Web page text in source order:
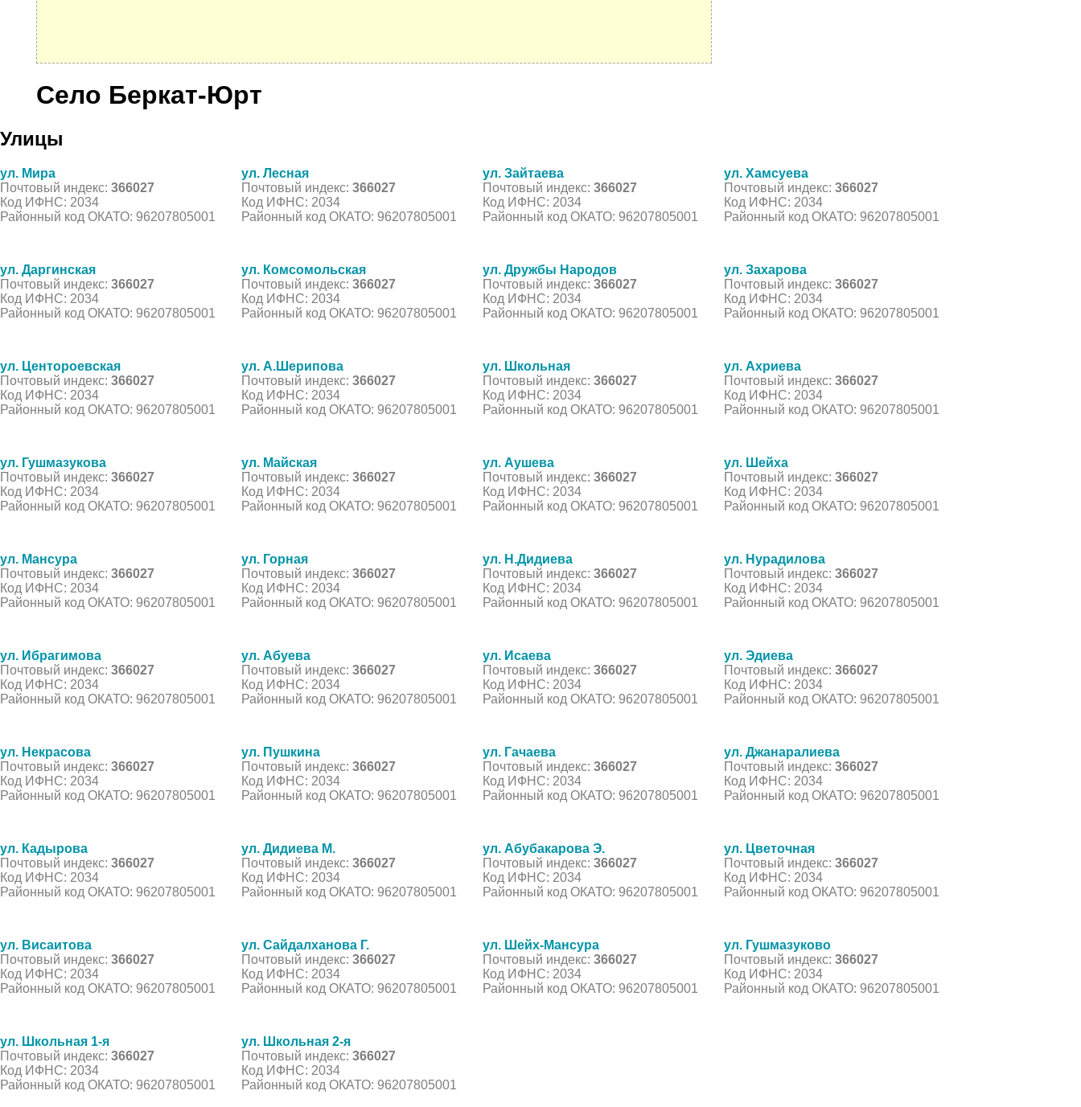
Село Беркат-Юрт
Улицы
ул. Мира
Почтовый индекс: 366027
Код ИФНС: 2034
Районный код ОКАТО: 96207805001
ул. Лесная
Почтовый индекс: 366027
Код ИФНС: 2034
Районный код ОКАТО: 96207805001
ул. Зайтаева
Почтовый индекс: 366027
Код ИФНС: 2034
Районный код ОКАТО: 96207805001
ул. Хамсуева
Почтовый индекс: 366027
Код ИФНС: 2034
Районный код ОКАТО: 96207805001
ул. Даргинская
Почтовый индекс: 366027
Код ИФНС: 2034
Районный код ОКАТО: 96207805001
ул. Комсомольская
Почтовый индекс: 366027
Код ИФНС: 2034
Районный код ОКАТО: 96207805001
ул. Дружбы Народов
Почтовый индекс: 366027
Код ИФНС: 2034
Районный код ОКАТО: 96207805001
ул. Захарова
Почтовый индекс: 366027
Код ИФНС: 2034
Районный код ОКАТО: 96207805001
ул. Центороевская
Почтовый индекс: 366027
Код ИФНС: 2034
Районный код ОКАТО: 96207805001
ул. А.Шерипова
Почтовый индекс: 366027
Код ИФНС: 2034
Районный код ОКАТО: 96207805001
ул. Школьная
Почтовый индекс: 366027
Код ИФНС: 2034
Районный код ОКАТО: 96207805001
ул. Ахриева
Почтовый индекс: 366027
Код ИФНС: 2034
Районный код ОКАТО: 96207805001
ул. Гушмазукова
Почтовый индекс: 366027
Код ИФНС: 2034
Районный код ОКАТО: 96207805001
ул. Майская
Почтовый индекс: 366027
Код ИФНС: 2034
Районный код ОКАТО: 96207805001
ул. Аушева
Почтовый индекс: 366027
Код ИФНС: 2034
Районный код ОКАТО: 96207805001
ул. Шейха
Почтовый индекс: 366027
Код ИФНС: 2034
Районный код ОКАТО: 96207805001
ул. Мансура
Почтовый индекс: 366027
Код ИФНС: 2034
Районный код ОКАТО: 96207805001
ул. Горная
Почтовый индекс: 366027
Код ИФНС: 2034
Районный код ОКАТО: 96207805001
ул. Н.Дидиева
Почтовый индекс: 366027
Код ИФНС: 2034
Районный код ОКАТО: 96207805001
ул. Нурадилова
Почтовый индекс: 366027
Код ИФНС: 2034
Районный код ОКАТО: 96207805001
ул. Ибрагимова
Почтовый индекс: 366027
Код ИФНС: 2034
Районный код ОКАТО: 96207805001
ул. Абуева
Почтовый индекс: 366027
Код ИФНС: 2034
Районный код ОКАТО: 96207805001
ул. Исаева
Почтовый индекс: 366027
Код ИФНС: 2034
Районный код ОКАТО: 96207805001
ул. Эдиева
Почтовый индекс: 366027
Код ИФНС: 2034
Районный код ОКАТО: 96207805001
ул. Некрасова
Почтовый индекс: 366027
Код ИФНС: 2034
Районный код ОКАТО: 96207805001
ул. Пушкина
Почтовый индекс: 366027
Код ИФНС: 2034
Районный код ОКАТО: 96207805001
ул. Гачаева
Почтовый индекс: 366027
Код ИФНС: 2034
Районный код ОКАТО: 96207805001
ул. Джанаралиева
Почтовый индекс: 366027
Код ИФНС: 2034
Районный код ОКАТО: 96207805001
ул. Кадырова
Почтовый индекс: 366027
Код ИФНС: 2034
Районный код ОКАТО: 96207805001
ул. Дидиева М.
Почтовый индекс: 366027
Код ИФНС: 2034
Районный код ОКАТО: 96207805001
ул. Абубакарова Э.
Почтовый индекс: 366027
Код ИФНС: 2034
Районный код ОКАТО: 96207805001
ул. Цветочная
Почтовый индекс: 366027
Код ИФНС: 2034
Районный код ОКАТО: 96207805001
ул. Висаитова
Почтовый индекс: 366027
Код ИФНС: 2034
Районный код ОКАТО: 96207805001
ул. Сайдалханова Г.
Почтовый индекс: 366027
Код ИФНС: 2034
Районный код ОКАТО: 96207805001
ул. Шейх-Мансура
Почтовый индекс: 366027
Код ИФНС: 2034
Районный код ОКАТО: 96207805001
ул. Гушмазуково
Почтовый индекс: 366027
Код ИФНС: 2034
Районный код ОКАТО: 96207805001
ул. Школьная 1-я
Почтовый индекс: 366027
Код ИФНС: 2034
Районный код ОКАТО: 96207805001
ул. Школьная 2-я
Почтовый индекс: 366027
Код ИФНС: 2034
Районный код ОКАТО: 96207805001